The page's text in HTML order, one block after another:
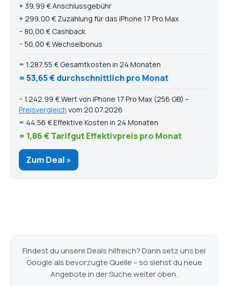
+ 39,99 € Anschlussgebühr
+ 299,00 € Zuzahlung für das iPhone 17 Pro Max
− 80,00 € Cashback
− 50,00 € Wechselbonus
= 1.287,55 € Gesamtkosten in 24 Monaten
= 53,65 € durchschnittlich pro Monat
− 1.242,99 € Wert von iPhone 17 Pro Max (256 GB) –
Preisvergleich vom 20.07.2026
= 44,56 € Effektive Kosten in 24 Monaten
= 1,86 € Tarifgut Effektivpreis pro Monat
Zum Deal »
Findest du unsere Deals hilfreich? Dann setz uns bei
Google als bevorzugte Quelle – so siehst du neue
Angebote in der Suche weiter oben.